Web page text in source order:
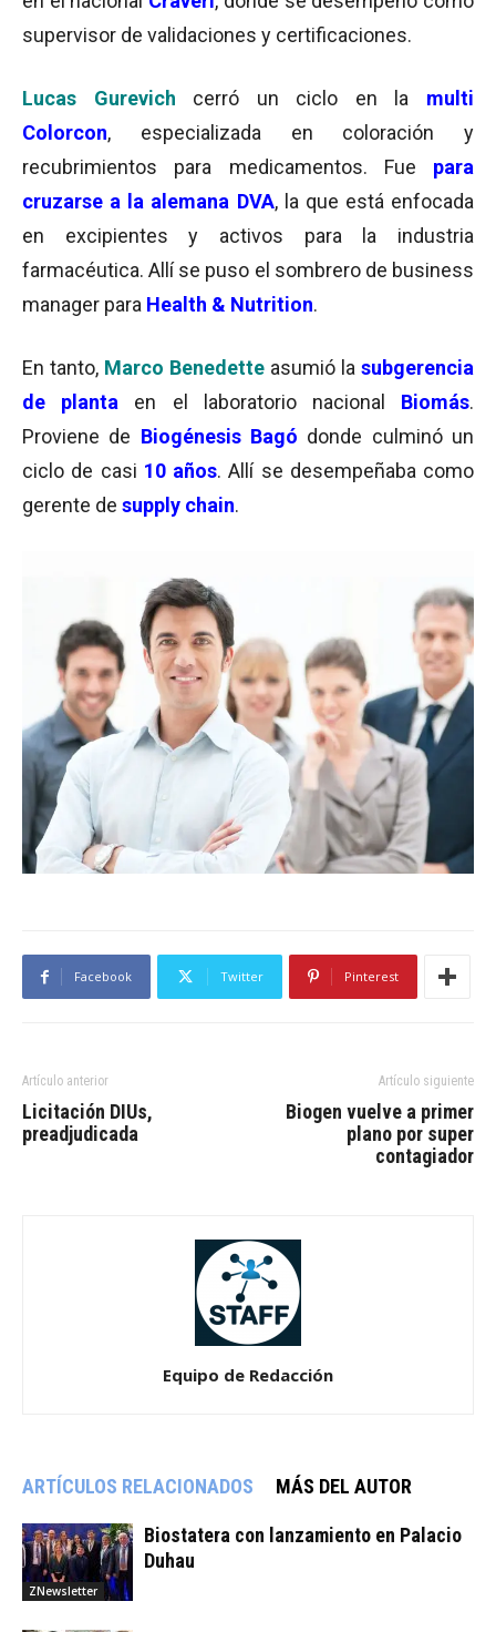
supervisor de validaciones y certificaciones.
Lucas Gurevich cerró un ciclo en la multi
Colorcon, especializada en coloración y
recubrimientos para medicamentos. Fue para
cruzarse a la alemana DVA, la que está enfocada
en excipientes y activos para la industria
farmacéutica. Allí se puso el sombrero de business
manager para Health & Nutrition.
En tanto, Marco Benedette asumió la subgerencia
de planta en el laboratorio nacional Biomás.
Proviene de Biogénesis Bagó donde culminó un
ciclo de casi 10 años. Allí se desempeñaba como
gerente de supply chain.
Facebook Twitter Pinterest
Artículo anterior
Licitación DIUs,
preadjudicada
Artículo siguiente
Biogen vuelve a primer
plano por super
contagiador
Equipo de Redacción
ARTÍCULOS RELACIONADOS MÁS DEL AUTOR
ZNewsletter
Biostatera con lanzamiento en Palacio
Duhau